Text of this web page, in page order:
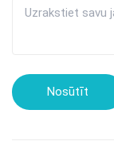
Nosūtīt